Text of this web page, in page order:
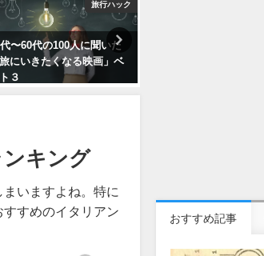
旅行ハック
〜60代の100人に聞いた
旅にいきたくなる映画」ベ
３
キング
いますよね。特に
すめのイタリアン
おすすめ記事